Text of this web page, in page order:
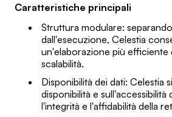
Caratteristiche principali
Struttura modulare:
dall'esecuzione, Celestia
un'elaborazione più efficiente
scalabilità.
Disponibilità dei dati: Celestia
disponibilità e
l'integrità e l'affidabilità della